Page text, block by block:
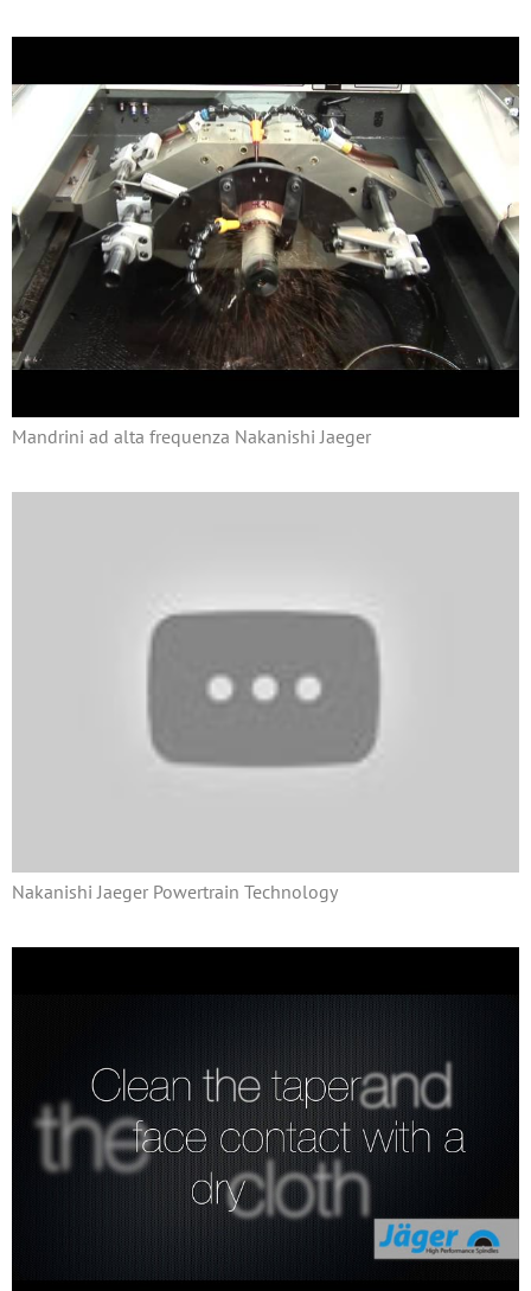
Mandrini ad alta frequenza Nakanishi Jaeger
Nakanishi Jaeger Powertrain Technology